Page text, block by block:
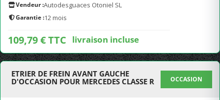
Vendeur :Autodesguaces Otoniel SL
Garantie :12 mois
109,79 € TTC livraison incluse
ETRIER DE FREIN AVANT GAUCHE
D'OCCASION POUR MERCEDES CLASSE R
OCCASION